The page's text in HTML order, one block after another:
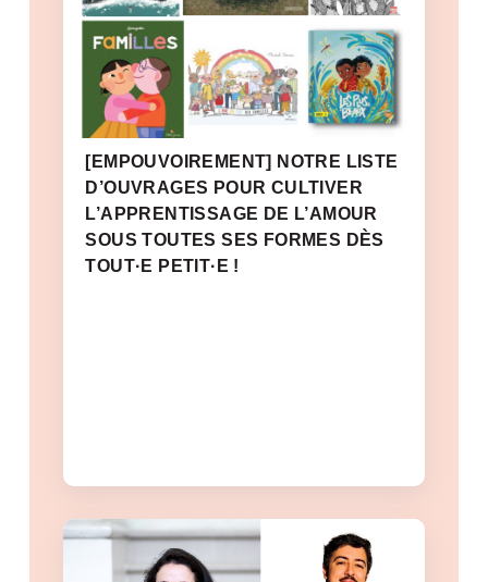
[EMPOUVOIREMENT] NOTRE LISTE
D’OUVRAGES POUR CULTIVER
L’APPRENTISSAGE DE L’AMOUR
SOUS TOUTES SES FORMES DÈS
TOUT·E PETIT·E !